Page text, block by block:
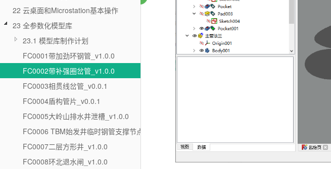
22 云桌面和Microstation基本操作
23 全参数化模型库
23.1 模型库制作计划
FC0001带加劲环钢管_v1.0.0
FC0002带补强圈岔管_v1.0.0
FC0003相贯线岔管_v0.0.1
FC0004盾构管片_v0.0.1
FC0005大岭山排水井泄槽_v1.0.0
FC0006 TBM始发井临时钢管支撑节点_v1.0.0
FC0007二层方形井_v1.0.0
FC0008环北退水闸_v1.0.0